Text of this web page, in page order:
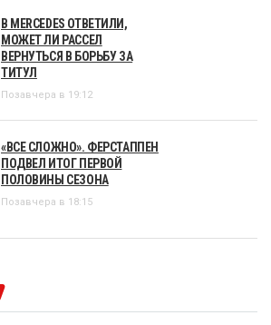
В MERCEDES ОТВЕТИЛИ,
МОЖЕТ ЛИ РАССЕЛ
ВЕРНУТЬСЯ В БОРЬБУ ЗА
ТИТУЛ
Позавчера в 19:12
«ВСЕ СЛОЖНО». ФЕРСТАППЕН
ПОДВЕЛ ИТОГ ПЕРВОЙ
ПОЛОВИНЫ СЕЗОНА
Позавчера в 18:15